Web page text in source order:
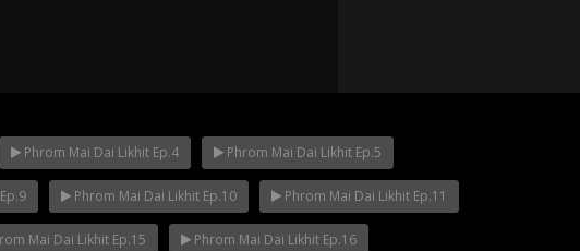
Nakha Ep.12 Mani Nakha Ep.11 Mani Nakha
Phrom Mai Dai Likhit Ep.4 Phrom Mai Dai Likhit Ep.5
Phrom Mai Dai Likhit Ep.10 Phrom Mai Dai Likhit Ep.11
Mai Dai Likhit Ep.15 Phrom Mai Dai Likhit Ep.16